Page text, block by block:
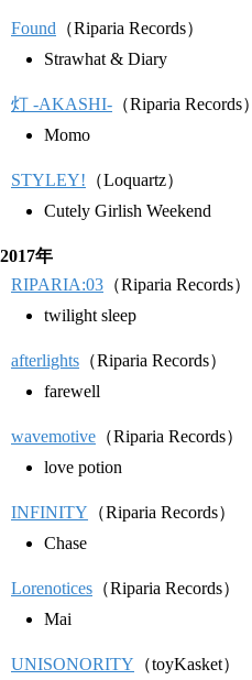
Found （Riparia Records）
Strawhat & Diary
灯 -AKASHI- （Riparia Records）
Momo
STYLEY! （Loquartz）
Cutely Girlish Weekend
2017年
RIPARIA:03 （Riparia Records）
twilight sleep
afterlights （Riparia Records）
farewell
wavemotive （Riparia Records）
love potion
INFINITY （Riparia Records）
Chase
Lorenotices （Riparia Records）
Mai
UNISONORITY （toyKasket）